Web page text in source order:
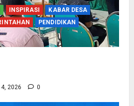
INSPIRASI
KABAR DESA
PENDIDIKAN
2026 0